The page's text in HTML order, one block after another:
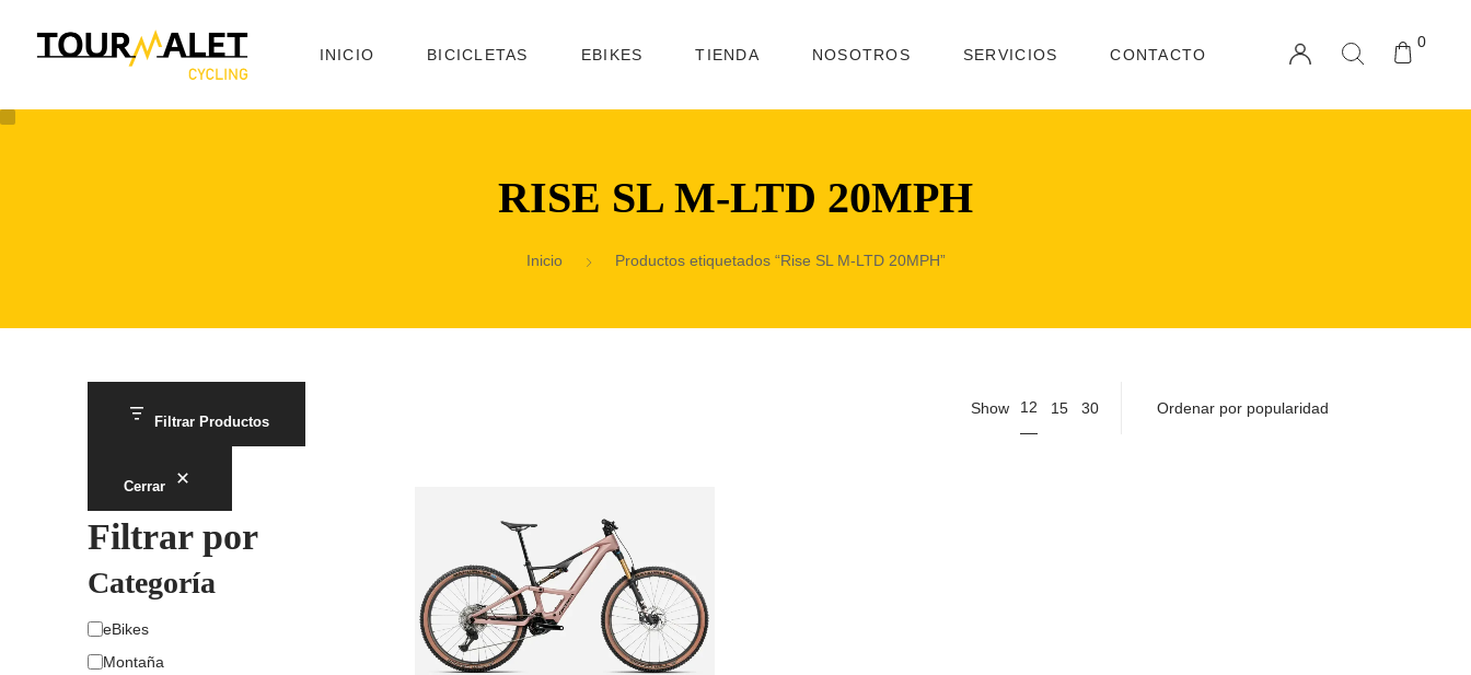
INICIO BICICLETAS EBIKES TIENDA NOSOTROS SERVICIOS CONTACTO
0
RISE SL M-LTD 20MPH
Inicio Productos etiquetados “Rise SL M-LTD 20MPH”
Filtrar Productos
Cerrar
Filtrar por
Categoría
eBikes
Montaña
Show 12 15 30